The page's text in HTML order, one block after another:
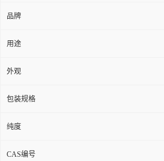
品牌
用途
外观
包装规格
纯度
CAS编号